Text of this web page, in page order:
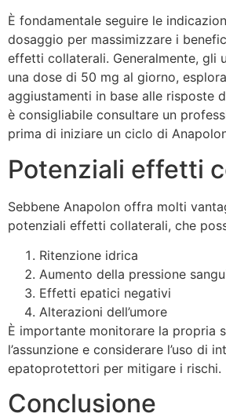
È fondamentale seguire le
dosaggio per massimizzare i
effetti collaterali. Generalmente, gli
una dose di 50 mg al giorno,
aggiustamenti in base alle risposte
è consigliabile consultare un
prima di iniziare un ciclo di
Potenziali effetti
Sebbene Anapolon offra molti
potenziali effetti collaterali, che
Ritenzione idrica
Aumento della pressione
Effetti epatici negativi
Alterazioni dell’umore
È importante monitorare la propria
l’assunzione e considerare l’uso di
epatoprotettori per mitigare i rischi.
Conclusione